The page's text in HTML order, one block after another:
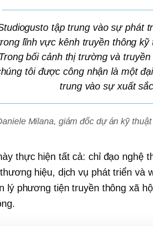
tập trung vào sự phát
lĩnh vực kênh truyền thông
bối cảnh thị trường và
tôi được công nhận là một
trung vào sự xuất
Milana, giám đốc dự án kỹ
thực hiện tất cả: chỉ đạo nghệ
hiệu, dịch vụ phát triển và
lý phương tiện truyền thông xã